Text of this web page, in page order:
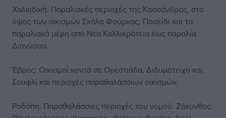
Χαλκιδική: Παραλιακές περιοχές της Κασσάνδρας, στο
ύψος των οικισμών Σκάλα Φούρκας, Ποσείδι και τα
παραλιακά μέρη από Νέα Καλλικράτεια έως παραλία
Διονύσου.
Έβρος: Οικισμοί κοντά σε Ορεστιάδα, Διδυμότειχο και
Σουφλί και περιοχές παραθαλάσσιων οικισμών.
Ροδόπη: Παραθαλάσσιες περιοχές του νομού. Ζάκυνθος: